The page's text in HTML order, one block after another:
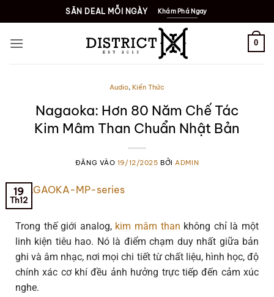
SĂN DEAL MỖI NGÀY Khám Phá Ngay
0
Audio, Kiến Thức
Nagaoka: Hơn 80 Năm Chế Tác
Kim Mâm Than Chuẩn Nhật Bản
ĐĂNG VÀO 19/12/2025 BỞI ADMIN
19
Th12
Trong thế giới analog, kim mâm than không chỉ là một
linh kiện tiêu hao. Nó là điểm chạm duy nhất giữa bản
ghi và âm nhạc, nơi mọi chi tiết từ chất liệu, hình học, độ
chính xác cơ khí đều ảnh hưởng trực tiếp đến cảm xúc
nghe.